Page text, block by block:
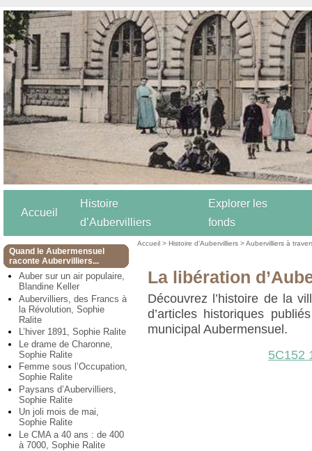
Accueil
Histoire
d’Aubervilliers
Explorer les
fonds
Quand le Aubermensuel
raconte Aubervilliers...
Auber sur un air populaire,
Blandine Keller
Aubervilliers, des Francs à
la Révolution, Sophie
Ralite
L’hiver 1891, Sophie Ralite
Le drame de Charonne,
Sophie Ralite
Femme sous l’Occupation,
Sophie Ralite
Paysans d’Aubervilliers,
Sophie Ralite
Un joli mois de mai,
Sophie Ralite
Le CMA a 40 ans : de 400
à 7000, Sophie Ralite
Accueil >Histoire d’Aubervilliers>Aubervilliers à
La libération
Découvrez l’histoire de la
d’articles historiques
municipal Aubermensuel.
5C152